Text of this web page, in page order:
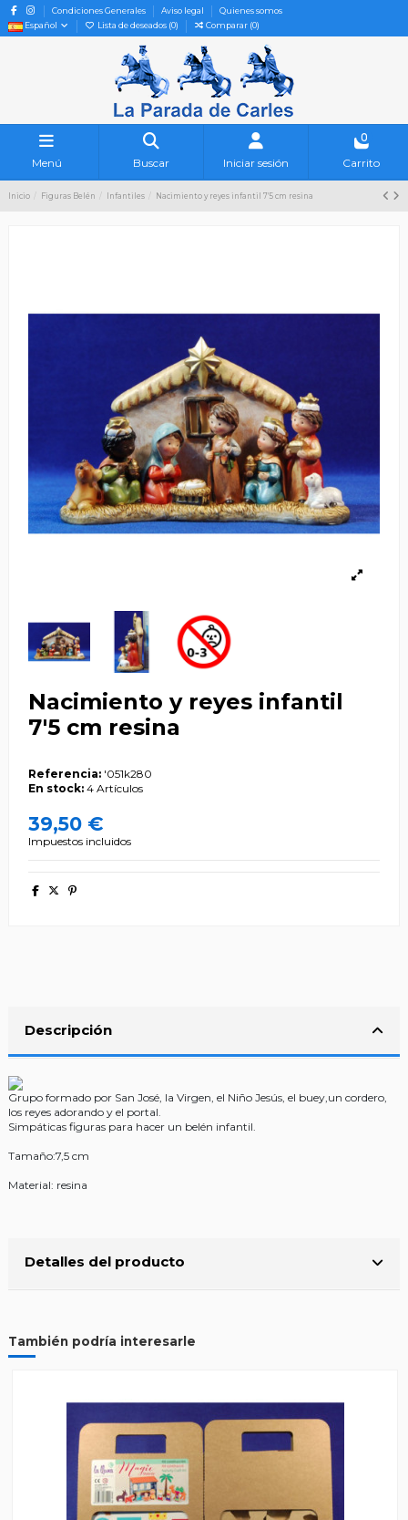
Condiciones Generales Aviso legal
Quienes somos
Español
Lista de deseados (0) Comparar (0)
Menú Buscar Iniciar sesión
0
Carrito
Inicio Figuras Belén Infantiles Nacimiento y reyes infantil 7'5 cm resina
Nacimiento y reyes infantil
7'5 cm resina
Referencia: '051k280
En stock: 4 Artículos
39,50 €
Impuestos incluidos
Descripción
Grupo formado por San José, la Virgen, el Niño Jesús, el buey,un cordero,
los reyes adorando y el portal.
Simpáticas figuras para hacer un belén infantil.
Tamaño:7,5 cm
Material: resina
Detalles del producto
También podría interesarle